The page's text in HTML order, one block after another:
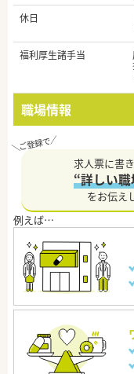
休日
福利厚生諸手当
職場情報
求人票に書
“詳しい
をお伝え